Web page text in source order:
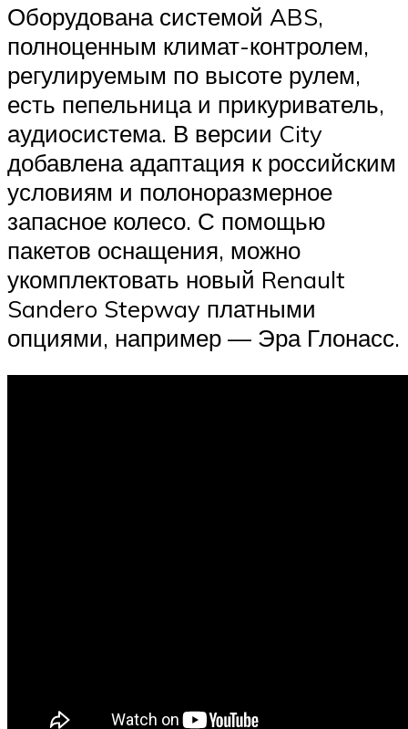
Оборудована системой ABS,
полноценным климат-контролем,
регулируемым по высоте рулем,
есть пепельница и прикуриватель,
аудиосистема. В версии City
добавлена адаптация к российским
условиям и полоноразмерное
запасное колесо. С помощью
пакетов оснащения, можно
укомплектовать новый Renault
Sandero Stepway платными
опциями, например — Эра Глонасс.